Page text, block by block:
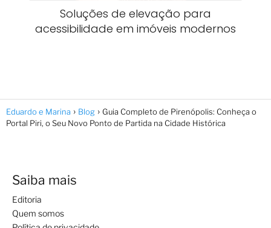
Soluções de elevação para
acessibilidade em imóveis modernos
Eduardo e Marina Blog
Guia Completo de Pirenópolis: Conheça o
Portal Piri, o Seu Novo Ponto de Partida na Cidade Histórica
Saiba mais
Editoria
Quem somos